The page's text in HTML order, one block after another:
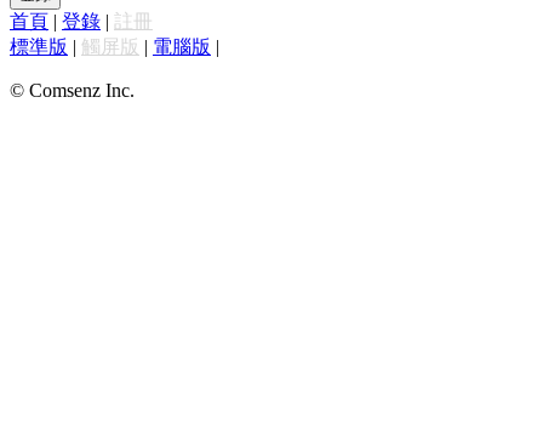
首頁 | 登錄 | 註冊
標準版 | 觸屏版 | 電腦版 |
© Comsenz Inc.